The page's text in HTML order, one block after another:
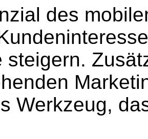
des
steigern.
Werkzeug,